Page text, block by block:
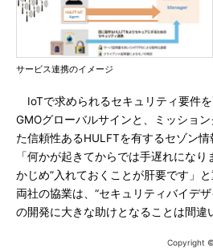
サービス連携のイメージ
IoTで求められるセキュリティ要件
GMOグローバルサインと、ミッショ
た信頼性あるHULFTを有するセゾン
「何かが起きてからでは手遅れになり
かじめ”入れておくことが肝要です」
両社の協業は、“セキュリティバイデ
の開発に大きな助けとなることは間違
Copyright ©